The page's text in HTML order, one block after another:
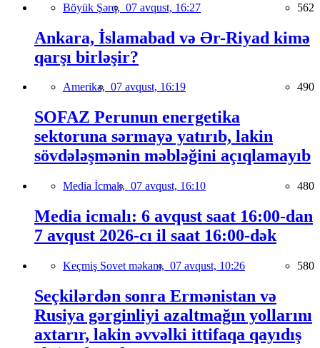
Böyük Şərq, 07 avqust, 16:27 562
Ankara, İslamabad və Ər-Riyad kimə
qarşı birləşir?
Amerika, 07 avqust, 16:19 490
SOFAZ Perunun energetika
sektoruna sərmayə yatırıb, lakin
sövdələşmənin məbləğini açıqlamayıb
Media İcmalı, 07 avqust, 16:10 480
Media icmalı: 6 avqust saat 16:00-dan
7 avqust 2026-cı il saat 16:00-dək
Keçmiş Sovet məkanı, 07 avqust, 10:26 580
Seçkilərdən sonra Ermənistan və
Rusiya gərginliyi azaltmağın yollarını
axtarır, lakin əvvəlki ittifaqa qayıdış